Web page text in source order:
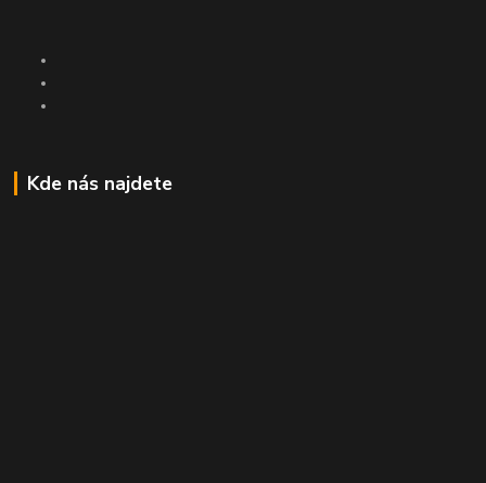
Kde nás najdete